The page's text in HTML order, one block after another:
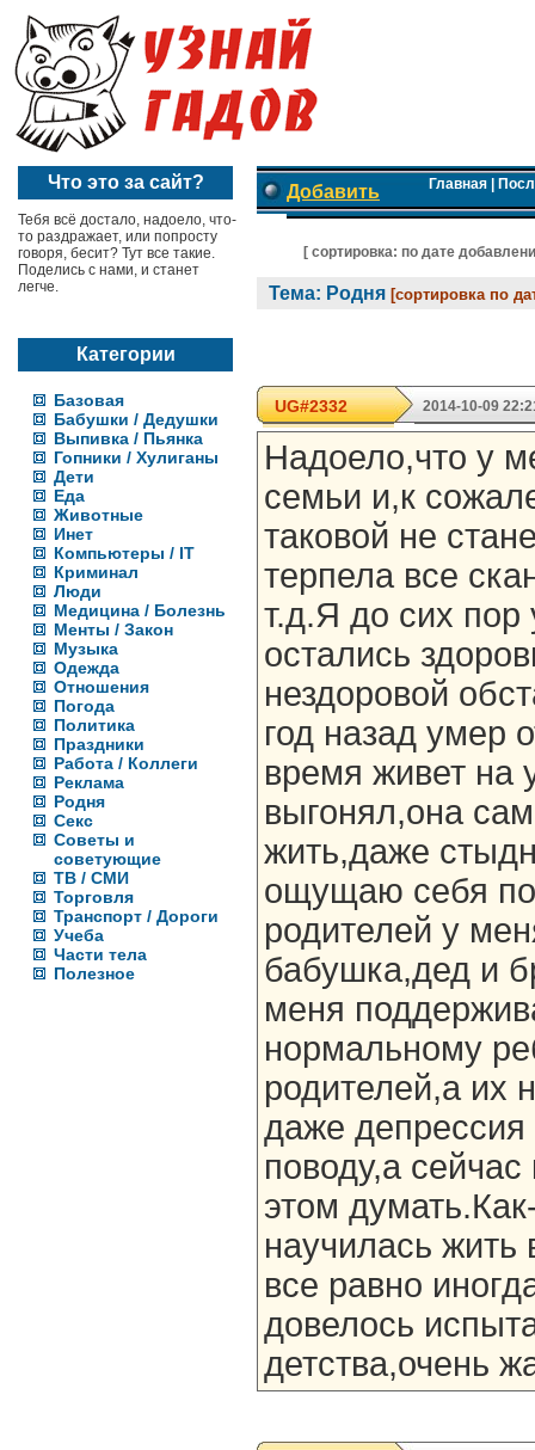
Что это за сайт?
Тебя всё достало, надоело, что-
то раздражает, или попросту
говоря, бесит? Тут все такие.
Поделись с нами, и станет
легче.
Категории
Базовая
Бабушки / Дедушки
Выпивка / Пьянка
Гопники / Хулиганы
Дети
Еда
Животные
Инет
Компьютеры / IT
Криминал
Люди
Медицина / Болезнь
Менты / Закон
Музыка
Одежда
Отношения
Погода
Политика
Праздники
Работа / Коллеги
Реклама
Родня
Секс
Советы и
советующие
ТВ / СМИ
Торговля
Транспорт / Дороги
Учеба
Части тела
Полезное
Добавить Главная|
[ cортировка: по дате
Тема: Родня [сортировка по
UG#2332 2014-10-09
Надоело,что у
семьи и,к
таковой не
терпела все
т.д.Я до сих пор
остались
нездоровой
год назад умер
время живет на
выгонял,она
жить,даже
ощущаю себя
родителей у
бабушка,дед и
меня
нормальному
родителей,а их
даже
поводу,а
этом
научилась жить
все равно
довелось
детства,очень